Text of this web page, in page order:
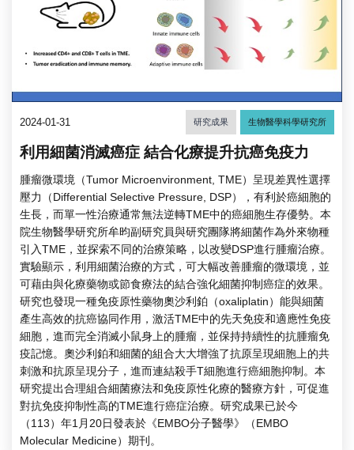
2024-01-31 研究成果 生物醫學科學研究所
利用細菌消滅癌症 結合化療提升抗癌免疫力
腫瘤微環境（Tumor Microenvironment, TME）呈現差異性選擇
壓力（Differential Selective Pressure, DSP），有利於癌細胞的
生長，而單一性治療通常無法逆轉TME中的癌細胞生存優勢。本
院生物醫學研究所牟昀副研究員與研究團隊將細菌作為外來物種
引入TME，並探索不同的治療策略，以改變DSP進行腫瘤治療。
實驗顯示，利用細菌治療的方式，可大幅改善腫瘤的微環境，並
可藉由與化療藥物或節食療法的結合強化細菌抑制癌症的效果。
研究也發現一種免疫原性藥物奧沙利鉑（oxaliplatin）能與細菌
產生高效的抗癌協同作用，激活TME中的先天免疫和適應性免疫
細胞，進而完全消滅小鼠身上的腫瘤，並保持持續性的抗腫瘤免
疫記憶。奧沙利鉑和細菌的組合大大增強了抗原呈現細胞上的共
刺激和抗原呈現分子，進而連結殺手T細胞進行癌細胞抑制。本
研究提出合理組合細菌療法和免疫原性化療的醫療方針，可促進
對抗免疫抑制性高的TME進行癌症治療。研究成果已於今
（113）年1月20日發表於《EMBO分子醫學》（EMBO
Molecular Medicine）期刊。